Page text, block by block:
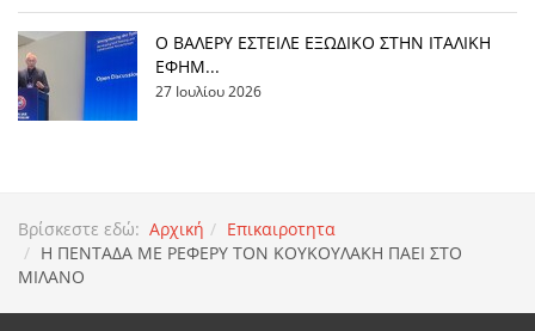
Ο ΒΑΛΕΡΥ ΕΣΤΕΙΛΕ ΕΞΩΔΙΚΟ ΣΤΗΝ ΙΤΑΛΙΚΗ
ΕΦΗΜ...
27 Ιουλίου 2026
Βρίσκεστε εδώ: Αρχική
Επικαιροτητα
Η ΠΕΝΤΑΔΑ ΜΕ ΡΕΦΕΡΥ ΤΟΝ ΚΟΥΚΟΥΛΑΚΗ ΠΑΕΙ ΣΤΟ
ΜΙΛΑΝΟ